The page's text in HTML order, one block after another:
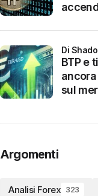
BTP e
sul
di
Argomenti
Analisi Forex 323